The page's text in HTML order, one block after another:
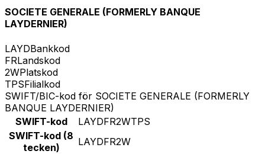
SOCIETE GENERALE (FORMERLY BANQUE
LAYDERNIER)
LAYDBankkod
FRLandskod
2WPlatskod
TPSFilialkod
SWIFT/BIC-kod för SOCIETE GENERALE (FORMERLY
BANQUE LAYDERNIER)
SWIFT-kod
LAYDFR2WTPS
SWIFT-kod (8
tecken)
LAYDFR2W